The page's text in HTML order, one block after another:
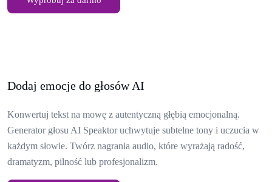
Dodaj emocje do głosów AI
Konwertuj tekst na mowę z autentyczną głębią emocjonalną.
Generator głosu AI Speaktor uchwytuje subtelne tony i uczucia w
każdym słowie. Twórz nagrania audio, które wyrażają radość,
dramatyzm, pilność lub profesjonalizm.